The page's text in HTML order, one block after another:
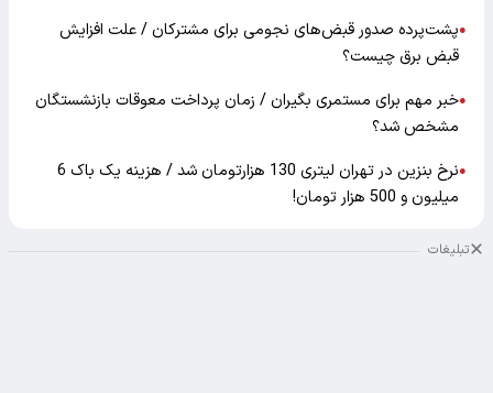
●پشت‌پرده صدور قبض‌های نجومی برای مشترکان / علت افزایش
قبض برق چیست؟
●خبر مهم برای مستمری بگیران / زمان پرداخت معوقات بازنشستگان
مشخص شد؟
●
نرخ بنزین در تهران لیتری 130 هزارتومان شد / هزینه یک باک 6
میلیون و 500 هزار تومان!
تبلیغات